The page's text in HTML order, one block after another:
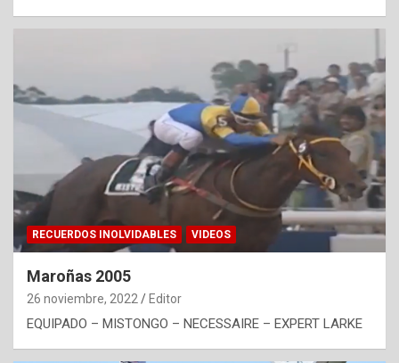
RECUERDOS INOLVIDABLES VIDEOS
Maroñas 2005
26 noviembre, 2022 Editor
EQUIPADO – MISTONGO – NECESSAIRE – EXPERT LARKE